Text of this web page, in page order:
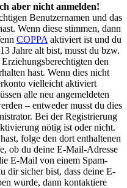
aber nicht anmelden!
Benutzernamen und das
Wenn diese stimmen, dann
COPPA aktiviert ist und du
Jahre alt bist, musst du bzw.
den
hast. Wenn dies nicht
vielleicht aktiviert
alle neu angemeldeten
– entweder musst du dies
Bei der Registrierung
nötig ist oder nicht.
folge den dort enthaltenen
ob du deine E-Mail-Adresse
E-Mail von einem Spam-
dir sicher bist, dass deine E-
wurde, dann kontaktiere